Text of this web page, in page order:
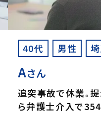
40代 男性
Aさん
追突事故で休業。
ら弁護士介入で